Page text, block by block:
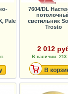
Pale
7604/DL
светильник
Trosto
2 012
В наличии: 213
В